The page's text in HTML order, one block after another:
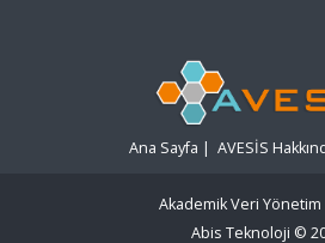
Ana Sayfa | AVESİS
Akademik Veri
Abis Teknoloji ©